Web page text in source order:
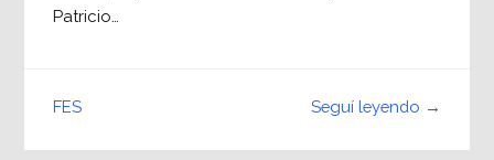
Patricio…
Seguí leyendo →
FES